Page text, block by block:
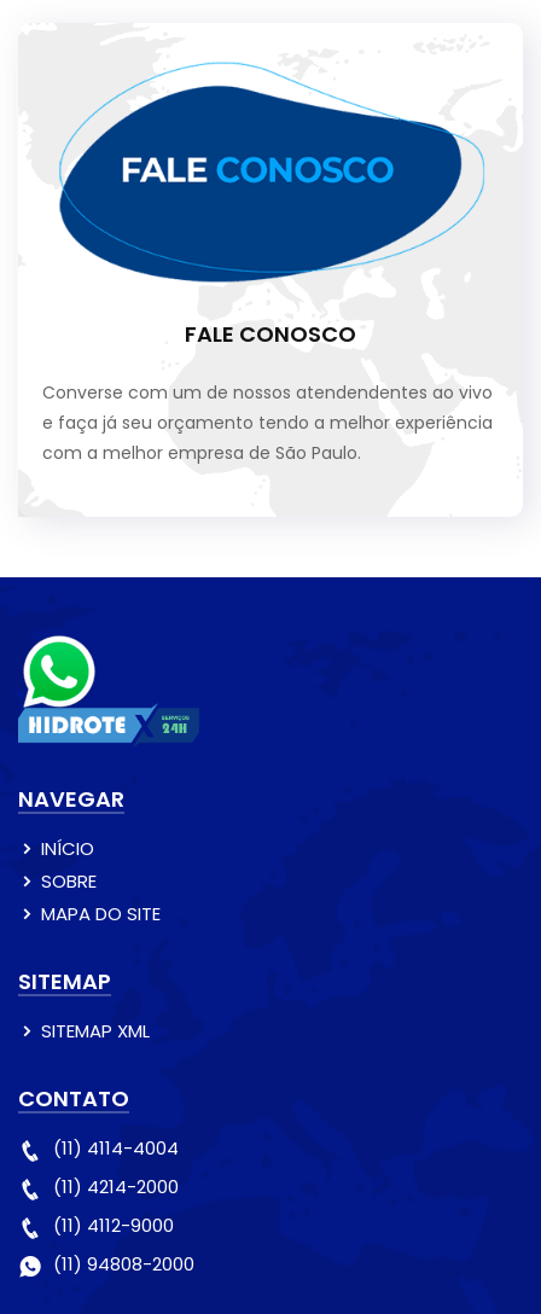
FALE CONOSCO
Converse com um de nossos atendendentes ao vivo
e faça já seu orçamento tendo a melhor experiência
com a melhor empresa de São Paulo.
NAVEGAR
INÍCIO
SOBRE
MAPA DO SITE
SITEMAP
SITEMAP XML
CONTATO
(11) 4114-4004
(11) 4214-2000
(11) 4112-9000
(11) 94808-2000